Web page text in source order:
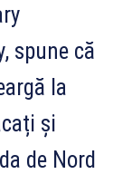
spune că
la
și
de Nord